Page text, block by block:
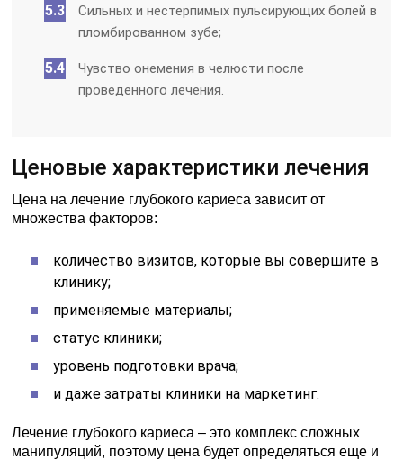
Сильных и нестерпимых пульсирующих болей в
пломбированном зубе;
Чувство онемения в челюсти после
проведенного лечения.
Ценовые характеристики лечения
Цена на лечение глубокого кариеса зависит от
множества факторов:
количество визитов, которые вы совершите в
клинику;
применяемые материалы;
статус клиники;
уровень подготовки врача;
и даже затраты клиники на маркетинг.
Лечение глубокого кариеса – это комплекс сложных
манипуляций, поэтому цена будет определяться еще и